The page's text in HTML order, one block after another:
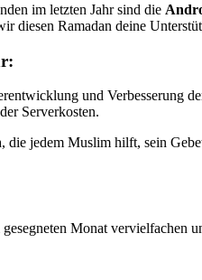
im letzten Jahr sind die
diesen Ramadan deine
und Verbesserung
Serverkosten.
, die jedem Muslim hilft, sein
Monat vervielfachen